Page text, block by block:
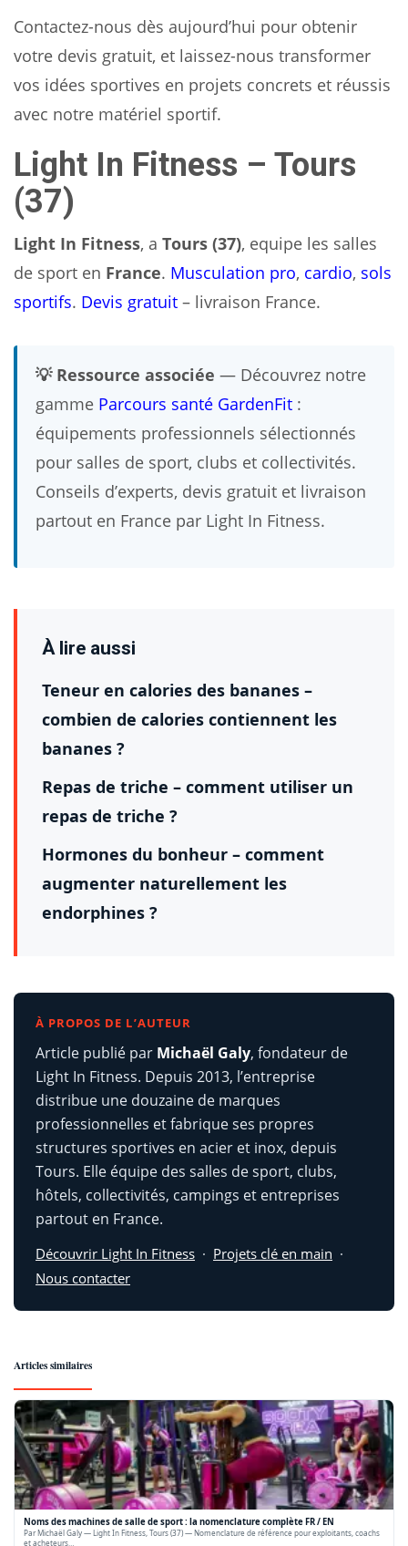
Contactez-nous dès aujourd’hui pour obtenir
votre devis gratuit, et laissez-nous transformer
vos idées sportives en projets concrets et réussis
avec notre matériel sportif.
Light In Fitness – Tours
(37)
Light In Fitness, a Tours (37), equipe les salles
de sport en France. Musculation pro, cardio, sols
sportifs. Devis gratuit – livraison France.
💡 Ressource associée — Découvrez notre
gamme Parcours santé GardenFit :
équipements professionnels sélectionnés
pour salles de sport, clubs et collectivités.
Conseils d’experts, devis gratuit et livraison
partout en France par Light In Fitness.
À lire aussi
Teneur en calories des bananes –
combien de calories contiennent les
bananes ?
Repas de triche – comment utiliser un
repas de triche ?
Hormones du bonheur – comment
augmenter naturellement les
endorphines ?
À PROPOS DE L’AUTEUR
Article publié par Michaël Galy, fondateur de
Light In Fitness. Depuis 2013, l’entreprise
distribue une douzaine de marques
professionnelles et fabrique ses propres
structures sportives en acier et inox, depuis
Tours. Elle équipe des salles de sport, clubs,
hôtels, collectivités, campings et entreprises
partout en France.
Découvrir Light In Fitness · Projets clé en main ·
Nous contacter
Articles similaires
Noms des machines de salle de sport : la nomenclature complète FR / EN
Par Michaël Galy — Light In Fitness, Tours (37) — Nomenclature de référence pour exploitants, coachs
et acheteurs…